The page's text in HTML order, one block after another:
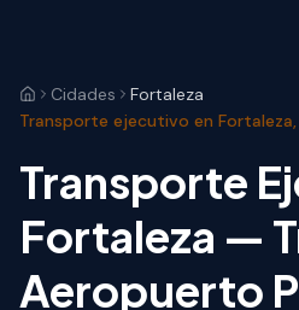
Cidades
Fortaleza
Transporte ejecutivo en Fortaleza,
Transporte
Fortaleza —
Aeropuerto